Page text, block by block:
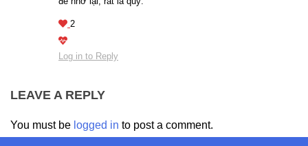
2
Log in to Reply
LEAVE A REPLY
You must be logged in to post a comment.